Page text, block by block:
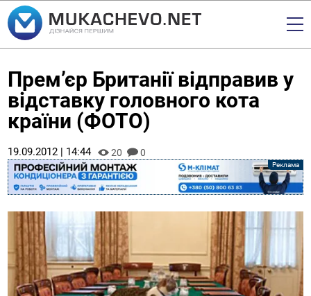
Прем’єр Британії відправив у
відставку головного кота
країни (ФОТО)
19.09.2012 | 14:44 20 0